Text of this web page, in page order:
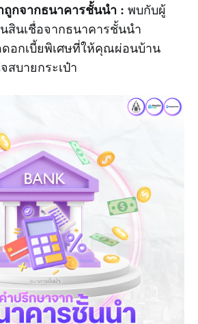
ถูกจากธนาคารชั้นนำ : พบกับผู้
สินเชื่อจากธนาคารชั้นนำ
อกเบี้ยพิเศษที่ให้คุณผ่อนบ้าน
สบายกระเป๋า